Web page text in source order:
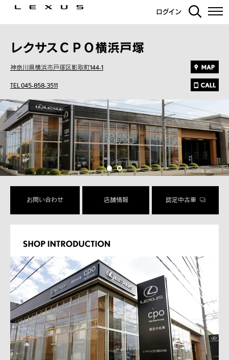
ログイン
レクサスＣＰＯ横浜戸塚
神奈川県横浜市戸塚区影取町144-1
TEL 045-858-3511
お問い合わせ 店舗情報 認定中古車